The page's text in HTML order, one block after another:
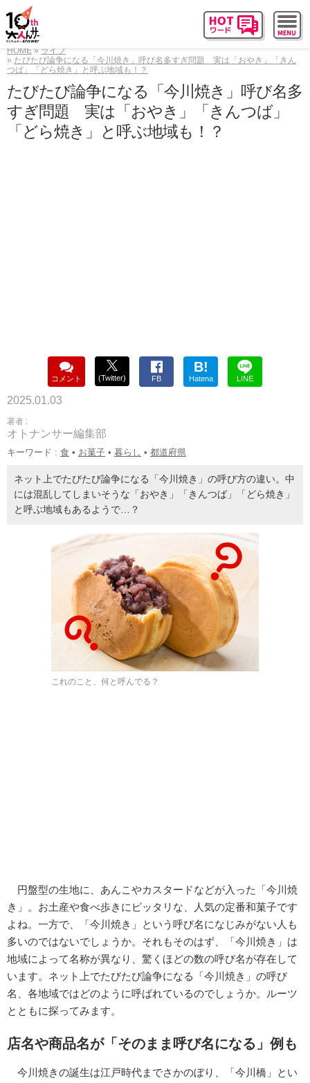
HOME
ライフ
たびたび論争になる「今川焼き」呼び名多すぎ問題 実は「おやき」「きん
つば」「どら焼き」と呼ぶ地域も！？
たびたび論争になる「今川焼き」呼び名多
すぎ問題 実は「おやき」「きんつば」
「どら焼き」と呼ぶ地域も！？
コメント (Twitter) FB
B!
Hatena LINE
2025.01.03
著者 :
オトナンサー編集部
キーワード : 食 • お菓子 • 暮らし • 都道府県
ネット上でたびたび論争になる「今川焼き」の呼び方の違い。中
には混乱してしまいそうな「おやき」「きんつば」「どら焼き」
と呼ぶ地域もあるようで…？
これのこと、何と呼んでる？
円盤型の生地に、あんこやカスタードなどが入った「今川焼
き」。お土産や食べ歩きにピッタリな、人気の定番和菓子です
よね。一方で、「今川焼き」という呼び名になじみがない人も
多いのではないでしょうか。それもそのはず、「今川焼き」は
地域によって名称が異なり、驚くほどの数の呼び名が存在して
います。ネット上でたびたび論争になる「今川焼き」の呼び
名、各地域ではどのように呼ばれているのでしょうか。ルーツ
とともに探ってみます。
店名や商品名が「そのまま呼び名になる」例も
今川焼きの誕生は江戸時代までさかのぼり、「今川橋」とい